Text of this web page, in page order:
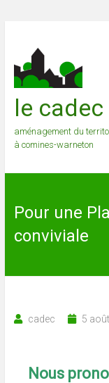
le cadec
aménagement du
à comines-warneton
Pour une
conviviale
cadec 5
Nous